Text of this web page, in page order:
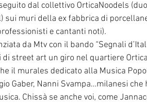
dal collettivo OrticaNoodels
sui muri della ex fabbrica di
e cantanti noti).
da Mtv con il bando “Segnali
street art un giro nel quartiere
il murales dedicato alla Musica
Gaber, Nanni Svampa...milanesi
Chissà se anche voi, come